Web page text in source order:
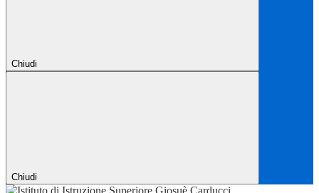
Chiudi
Chiudi